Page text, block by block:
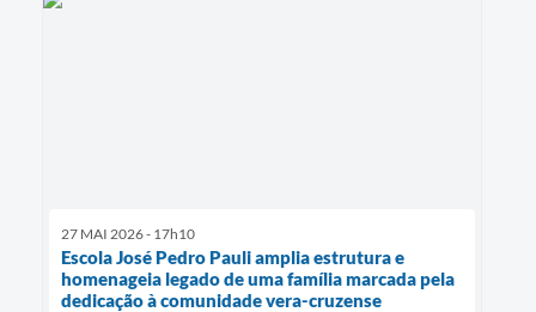
27 MAI 2026 - 17h10
Escola José Pedro Pauli amplia estrutura e
homenageia legado de uma família marcada pela
dedicação à comunidade vera-cruzense